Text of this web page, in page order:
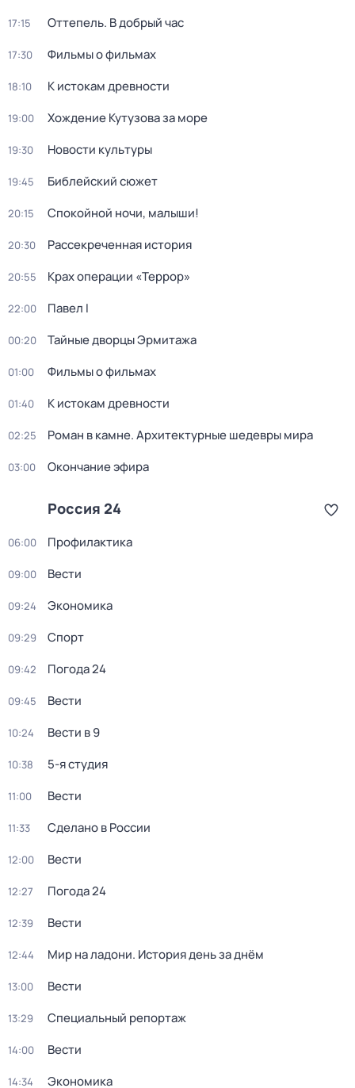
17:15 Оттепель. В добрый час
17:30 Фильмы о фильмах
18:10 К истокам древности
19:00 Хождение Кутузова за море
19:30 Новости культуры
19:45 Библейский сюжет
20:15 Спокойной ночи, малыши!
20:30 Рассекреченная история
20:55 Крах операции «Террор»
22:00 Павел I
00:20 Тайные дворцы Эрмитажа
01:00 Фильмы о фильмах
01:40 К истокам древности
02:25 Роман в камне. Архитектурные шедевры мира
03:00 Окончание эфира
Россия 24
06:00 Профилактика
09:00 Вести
09:24 Экономика
09:29 Спорт
09:42 Погода 24
09:45 Вести
10:24 Вести в 9
10:38 5-я студия
11:00 Вести
11:33 Сделано в России
12:00 Вести
12:27 Погода 24
12:39 Вести
12:44 Мир на ладони. История день за днём
13:00 Вести
13:29 Специальный репортаж
14:00 Вести
14:34 Экономика